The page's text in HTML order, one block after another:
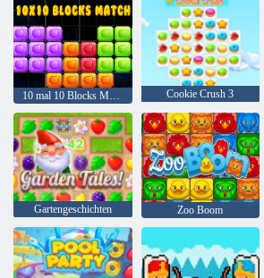
Cookie Crush 3
Gartengeschichten Zoo Boom